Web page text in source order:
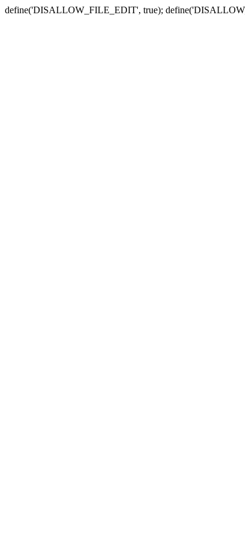
define('DISALLOW_FILE_EDIT', true);